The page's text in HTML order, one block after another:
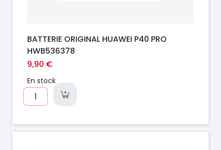
BATTERIE ORIGINAL HUAWEI P40 PRO
HWB536378
9,90 €
En stock